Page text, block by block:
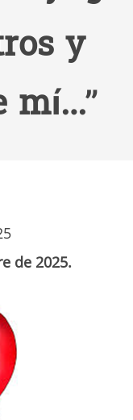
y
mí…”
de 2025.